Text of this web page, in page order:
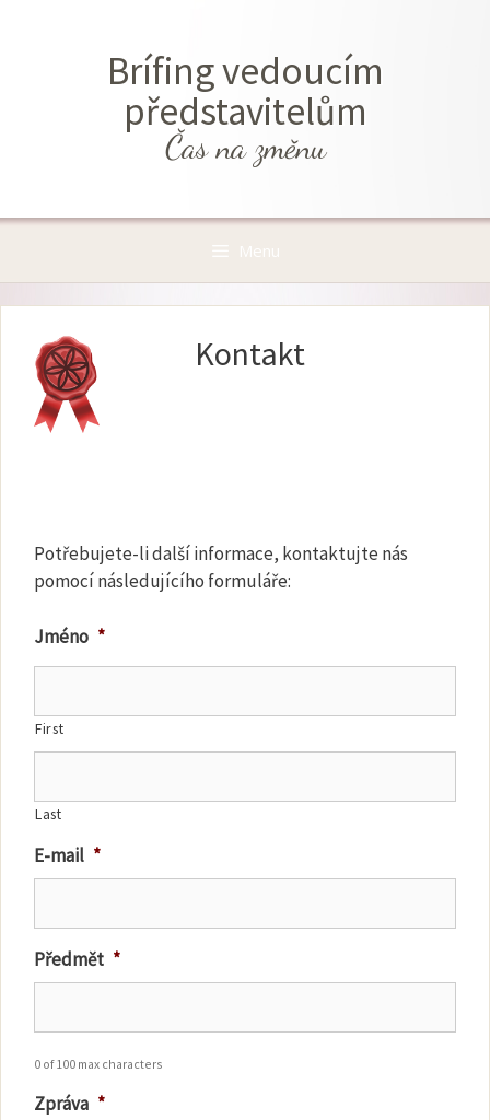
Brífing vedoucím
představitelům
Čas na změnu
Menu
Kontakt
Potřebujete-li další informace, kontaktujte nás
pomocí následujícího formuláře:
Jméno *
First
Last
E-mail *
Předmět *
0 of 100 max characters
Zpráva *